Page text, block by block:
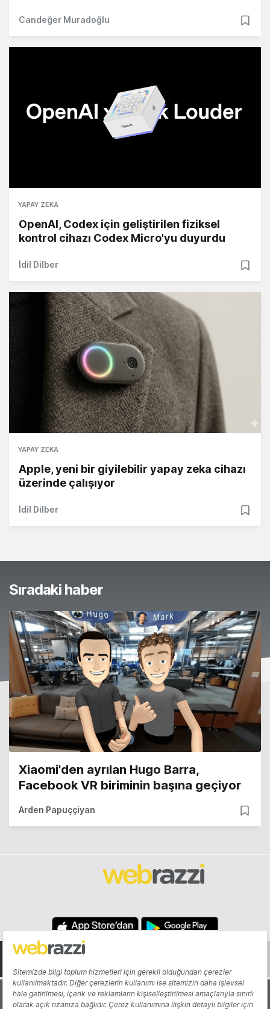
Candeğer Muradoğlu
YAPAY ZEKA
OpenAI, Codex için geliştirilen fiziksel
kontrol cihazı Codex Micro'yu duyurdu
İdil Dilber
YAPAY ZEKA
Apple, yeni bir giyilebilir yapay zeka cihazı
üzerinde çalışıyor
İdil Dilber
Sıradaki haber
Xiaomi'den ayrılan Hugo Barra,
Facebook VR biriminin başına geçiyor
Arden Papuççiyan
Hakkında Yazarlar